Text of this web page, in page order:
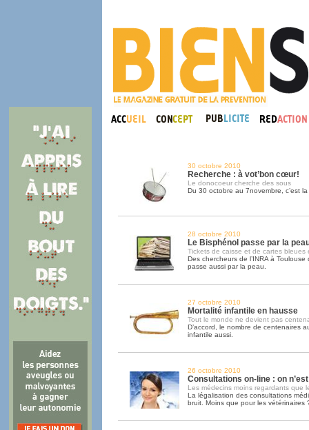
30 octobre 2010
Recherche : à vot’bon cœur!
Le donocoeur cherche des sous
Du 30 octobre au 7novembre, c’est
28 octobre 2010
Le Bisphénol passe par la
Tickets de caisse et de cartes bleues
Des chercheurs de l’INRA à
passe aussi par la peau.
27 octobre 2010
Mortalité infantile en hausse
Tout le monde ne devient pas
D’accord, le nombre de centenaires
infantile aussi.
26 octobre 2010
Consultations on-line : on
Les médecins moins regardants que
La légalisation des consultations
bruit. Moins que pour les vétérinaires